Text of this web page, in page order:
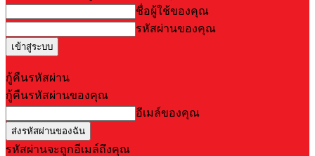
ชื่อผู้ใช้ของคุณ
รหัสผ่านของคุณ
กู้คืนรหัสผ่าน
กู้คืนรหัสผ่านของคุณ
อีเมล์ของคุณ
รหัสผ่านจะถูกอีเมล์ถึงคุณ